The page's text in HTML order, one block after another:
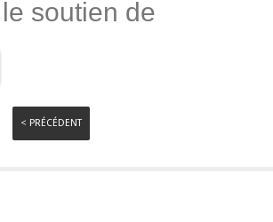
soutien de
< PRÉCÉDENT